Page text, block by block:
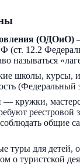
(ОДОиО)
(ст. 12.2
называться
школы, курсы,
— кружки,
общие
туры для детей,
о туристской